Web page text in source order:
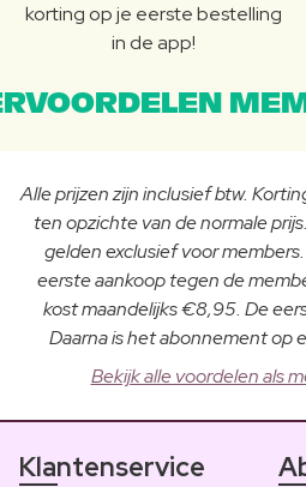
korting op je eerste bestelling
in de app!
Alle prijzen zijn inclusief btw.
ten opzichte van de normale
gelden exclusief voor
eerste aankoop tegen de
kost maandelijks €8,95. De
Daarna is het abonnement op
Bekijk alle voordelen als
Klantenservice